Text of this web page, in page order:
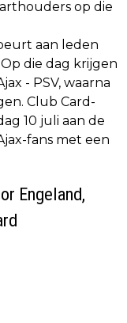
op die
aan leden
die dag krijgen
- PSV, waarna
Club Card-
10 juli aan de
fans met een
Engeland,